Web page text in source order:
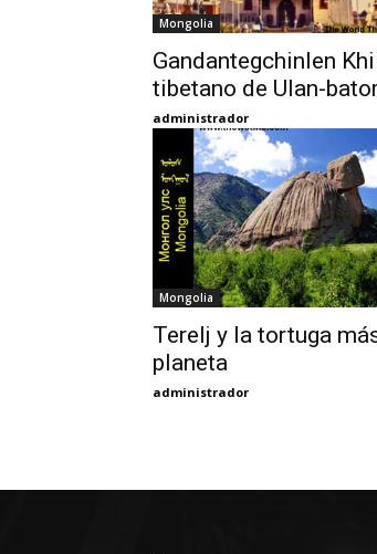
Mongolia
Gandantegchinlen
tibetano de Ulan-
administrador
Mongolia
Terelj y la tortuga
planeta
administrador